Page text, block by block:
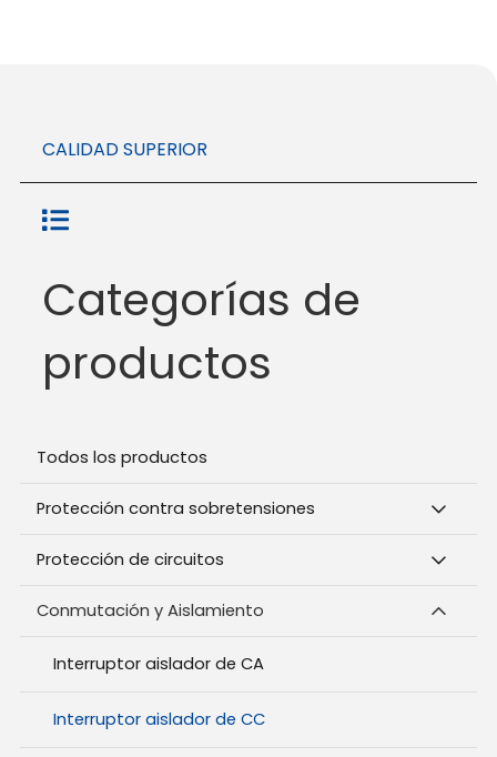
CALIDAD SUPERIOR
Categorías de
productos
Todos los productos
Protección contra sobretensiones
Protección de circuitos
Conmutación y Aislamiento
Interruptor aislador de CA
Interruptor aislador de CC